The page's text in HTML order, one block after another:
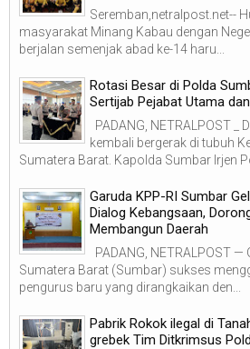
Seremban,netralpost.net--
masyarakat Minang Kabau dengan
berjalan semenjak abad ke-14 haru...
Rotasi Besar di Polda
Sertijab Pejabat Utama
PADANG, NETRALPOST
kembali bergerak di tubuh
Sumatera Barat. Kapolda Sumbar Irjen
Garuda KPP-RI Sumbar
Dialog Kebangsaan,
Membangun Daerah
PADANG, NETRALPOST
Sumatera Barat (Sumbar) sukses
pengurus baru yang dirangkaikan den...
Pabrik Rokok ilegal di
grebek Tim Ditkrimsus